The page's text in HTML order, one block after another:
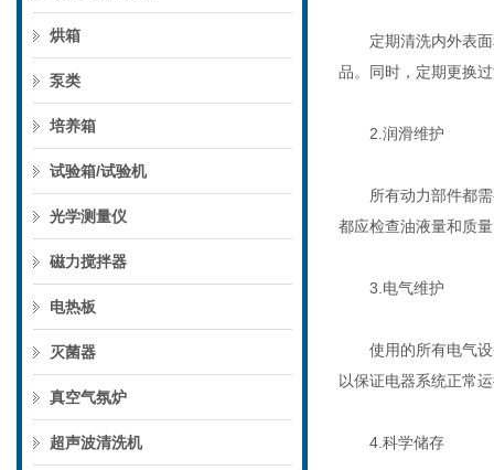
烘箱
泵类
培养箱
试验箱/试验机
光学测量仪
磁力搅拌器
电热板
灭菌器
真空气氛炉
超声波清洗机
定期清洗内外表面
品。同时，定期更换
2.润滑维护
所有动力部件都需
都应检查油液量和质
3.电气维护
使用的所有电气设
以保证电器系统正常
4.科学储存